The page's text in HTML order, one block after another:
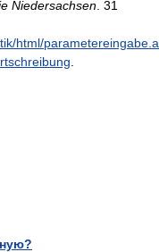
Niedersachsen . 31
html/